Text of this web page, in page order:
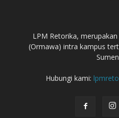
LPM Retorika,
(Ormawa) intra kampus
Hubungi kami: